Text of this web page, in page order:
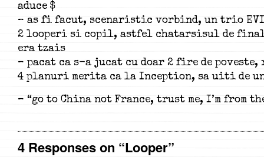
aduce $
– as fi facut, scenaristic vorbind, un trio
2 looperi si copil, astfel chatarsisul de
era tzais
– pacat ca s-a jucat cu doar 2 fire de
4 planuri merita ca la Inception, sa uiti de
– “go to China not France, trust me, I’m from
4 Responses on “Looper”